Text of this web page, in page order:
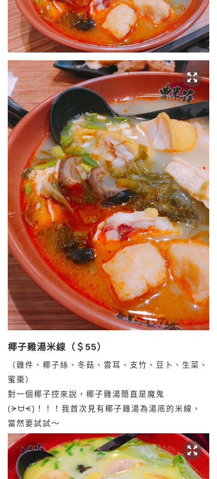
椰子雞湯米線（＄55）
（雞件、椰子絲、冬菇、雲耳、支竹、豆卜、生菜、
蜜棗）
對一個椰子控來說，椰子雞湯簡直是魔鬼
(ᗒᗨᗕ)！！！我首次見有椰子雞湯為湯底的米線，
當然要試試～